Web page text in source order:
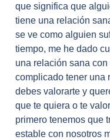
que significa que
tiene una relación
se ve como alguien
tiempo, me he dado
una relación sana
complicado tener una
debes valorarte y
que te quiera o te
primero tenemos que
estable con nosotros